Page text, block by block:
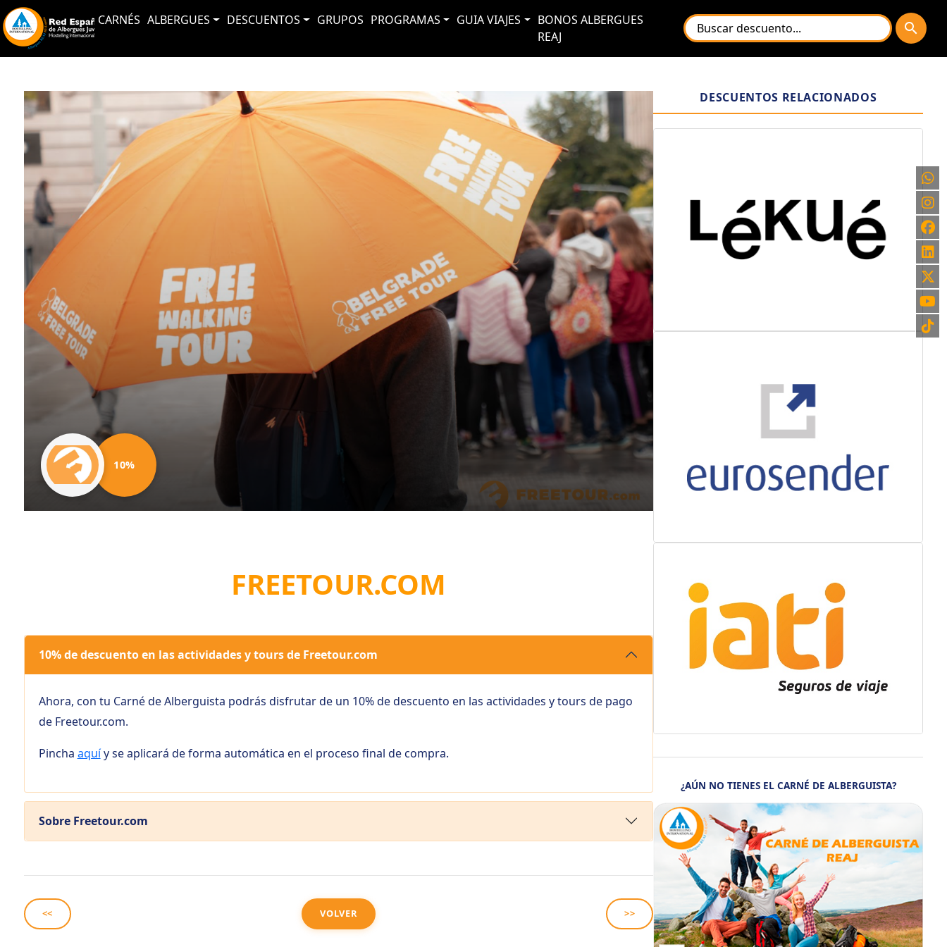
CARNÉS ALBERGUES DESCUENTOS GRUPOS PROGRAMAS GUIA VIAJES
BONOS ALBERGUES
REAJ
search
10%
FREETOUR.COM
10% de descuento en las actividades y tours de Freetour.com
Ahora, con tu Carné de Alberguista podrás disfrutar de un 10% de descuento en las actividades y tours de pago
de Freetour.com.
Pincha aquíy se aplicará de forma automática en el proceso final de compra.
Sobre Freetour.com
<< VOLVER >>
DESCUENTOS RELACIONADOS
¿AÚN NO TIENES EL CARNÉ DE ALBERGUISTA?